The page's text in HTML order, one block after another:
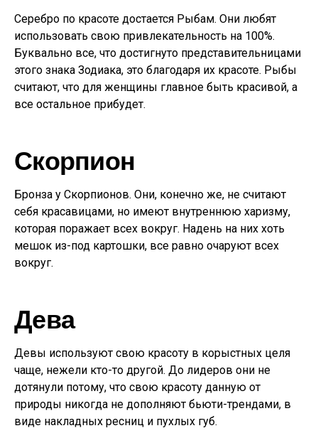
Серебро по красоте достается Рыбам. Они любят
использовать свою привлекательность на 100%.
Буквально все, что достигнуто представительницами
этого знака Зодиака, это благодаря их красоте. Рыбы
считают, что для женщины главное быть красивой, а
все остальное прибудет.
Скорпион
Бронза у Скорпионов. Они, конечно же, не считают
себя красавицами, но имеют внутреннюю харизму,
которая поражает всех вокруг. Надень на них хоть
мешок из-под картошки, все равно очаруют всех
вокруг.
Дева
Девы используют свою красоту в корыстных целя
чаще, нежели кто-то другой. До лидеров они не
дотянули потому, что свою красоту данную от
природы никогда не дополняют бьюти-трендами, в
виде накладных ресниц и пухлых губ.